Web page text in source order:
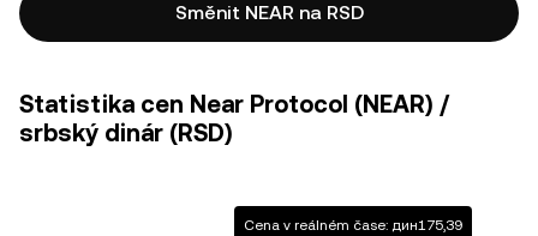
Směnit NEAR na RSD
Statistika cen Near Protocol (NEAR) /
srbský dinár (RSD)
Cena v reálném čase: дин175,39